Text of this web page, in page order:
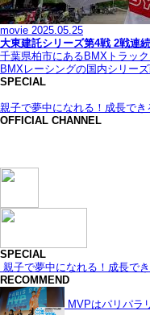
movie 2025.05.25
大東建託シリーズ第4戦 2戦連
千葉県柏市にあるBMXトラッ
BMXレーシングの国内シリー
SPECIAL
親子で夢中になれる！成長で
OFFICIAL CHANNEL
SPECIAL
親子で夢中になれる！成長で
RECOMMEND
MVPはパリパラ